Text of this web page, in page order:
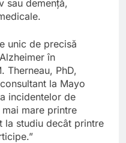
sau demență,
unic de precisă
în
Therneau, PhD,
la Mayo
incidentelor de
mare printre
la studiu decât printre